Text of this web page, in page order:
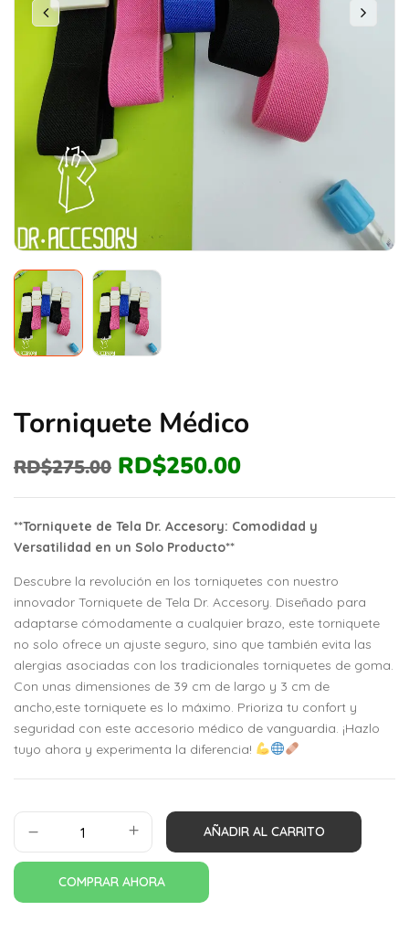
Torniquete Médico
RD$275.00 RD$250.00
**Torniquete de Tela Dr. Accesory: Comodidad y
Versatilidad en un Solo Producto**
Descubre la revolución en los torniquetes con nuestro
innovador Torniquete de Tela Dr. Accesory. Diseñado para
adaptarse cómodamente a cualquier brazo, este torniquete
no solo ofrece un ajuste seguro, sino que también evita las
alergias asociadas con los tradicionales torniquetes de goma.
Con unas dimensiones de 39 cm de largo y 3 cm de
ancho,este torniquete es lo máximo. Prioriza tu confort y
seguridad con este accesorio médico de vanguardia. ¡Hazlo
tuyo ahora y experimenta la diferencia!
AÑADIR AL CARRITO
COMPRAR AHORA